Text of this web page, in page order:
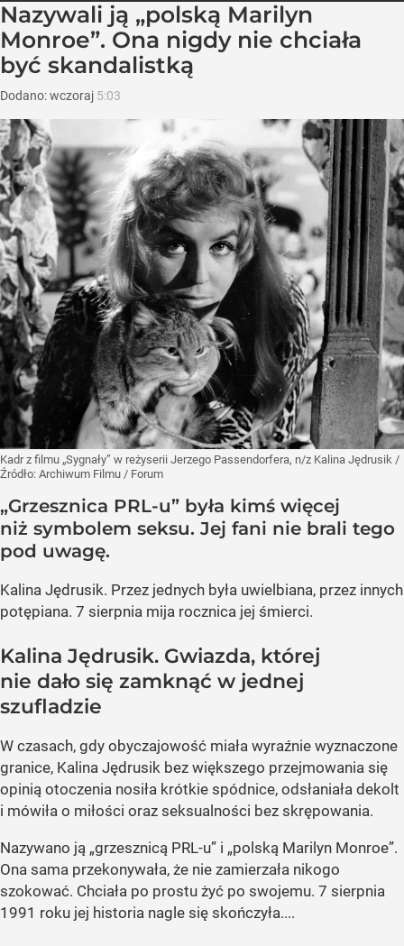
Nazywali ją „polską Marilyn
Monroe”. Ona nigdy nie chciała
być skandalistką
Dodano:wczoraj 5:03
Kadr z filmu „Sygnały” w reżyserii Jerzego Passendorfera, n/z Kalina Jędrusik /
Źródło: Archiwum Filmu / Forum
„Grzesznica PRL-u” była kimś więcej
niż symbolem seksu. Jej fani nie brali tego
pod uwagę.
Kalina Jędrusik. Przez jednych była uwielbiana, przez innych
potępiana. 7 sierpnia mija rocznica jej śmierci.
Kalina Jędrusik. Gwiazda, której
nie dało się zamknąć w jednej
szufladzie
W czasach, gdy obyczajowość miała wyraźnie wyznaczone
granice, Kalina Jędrusik bez większego przejmowania się
opinią otoczenia nosiła krótkie spódnice, odsłaniała dekolt
i mówiła o miłości oraz seksualności bez skrępowania.
Nazywano ją „grzesznicą PRL-u” i „polską Marilyn Monroe”.
Ona sama przekonywała, że nie zamierzała nikogo
szokować. Chciała po prostu żyć po swojemu. 7 sierpnia
1991 roku jej historia nagle się skończyła....